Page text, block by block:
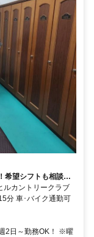
希望シフトも相談
ルカントリークラブ
で15分 車･バイク通勤可
2日～勤務OK！ ※曜